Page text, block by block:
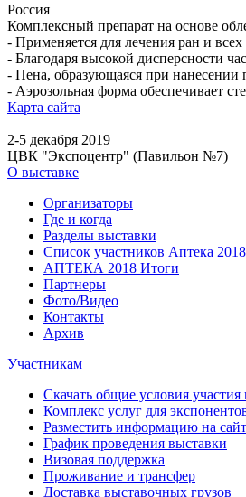
Россия
Комплексный препарат на основе
- Применяется для лечения ран и
- Благодаря высокой дисперсности
- Пена, образующаяся при нанесении
- Аэрозольная форма обеспечивает
Карта сайта
2-5 декабря 2019
ЦВК "Экспоцентр" (Павильон №7)
О выставке
Организаторы
Где и когда
Разделы выставки
Список участников Аптека 2018
АПТЕКА 2018 Итоги
Партнеры
Фото/Видео
Контакты
Архив
Участникам
Скачать общие условия участия
Комплекс услуг для
Разместить информацию на
График проведения выставки
Визовая поддержка
Проживание и трансфер
Доставка выставочных грузов